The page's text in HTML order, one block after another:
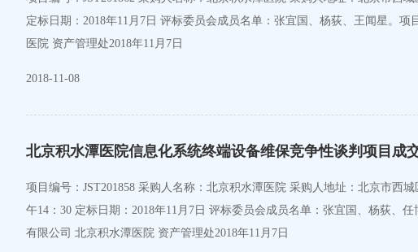
定标日期：2018年11月7日 评标委员会成员名单：张宜国、杨荻、王闻星。
医院 资产管理处2018年11月7日
2018-11-08
北京积水潭医院信息化系统终端设备维保竞争性谈判项目成
项目编号：JST201858 采购人名称：北京积水潭医院 采购人地址：北京市西城区新街口东街31号 采购人联系方式：010-58516897 简要技术要求/招标项目的性质：竞争性谈判文件 谈判时间：2018年11月7日下
午14：30 定标日期：2018年11月7日 评标委员会成员名单：张宜国、杨荻
有限公司 北京积水潭医院 资产管理处2018年11月7日